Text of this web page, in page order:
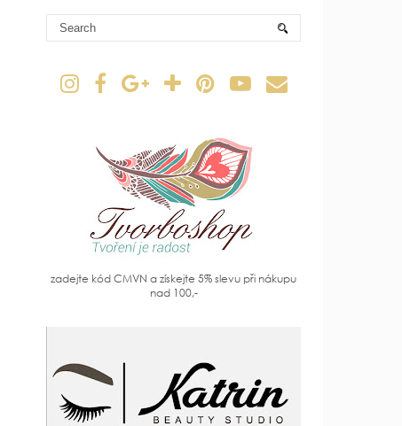
zadejte kód CMVN a získejte 5% slevu při nákupu
nad 100,-